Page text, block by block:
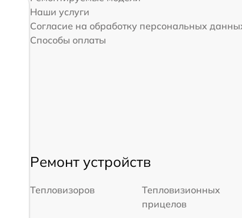
Наши услуги
Согласие на обработку персональных
Способы оплаты
Ремонт устройств
Тепловизоров
Тепловизионных
прицелов